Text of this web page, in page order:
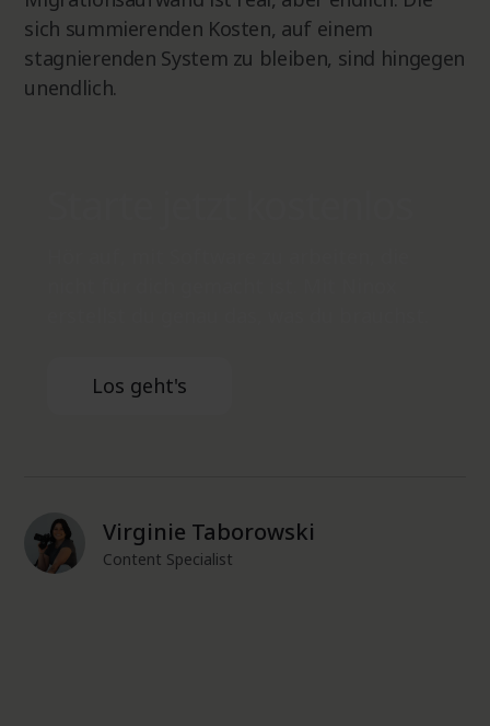
sich summierenden Kosten, auf einem
stagnierenden System zu bleiben, sind hingegen
unendlich.
Los geht's
Virginie Taborowski
Content Specialist